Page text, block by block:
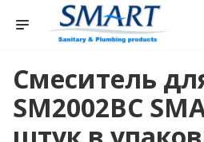
Смеситель
SM2002BC